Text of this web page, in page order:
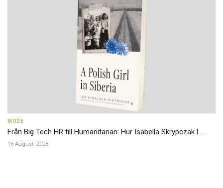
MODE
Från Big Tech HR till Humanitarian: Hur Isabella Skrypczak l ...
16 Augusti 2025